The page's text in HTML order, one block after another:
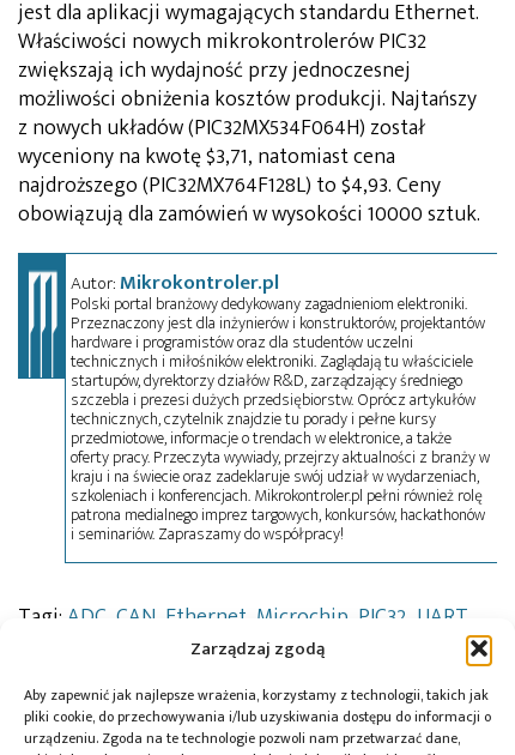
Zarządzaj zgodą
Aby zapewnić jak najlepsze wrażenia, korzystamy z technologii, takich jak
pliki cookie, do przechowywania i/lub uzyskiwania dostępu do informacji o
urządzeniu. Zgoda na te technologie pozwoli nam przetwarzać dane,
jest dla aplikacji wymagających standardu Ethernet.
Właściwości nowych mikrokontrolerów PIC32
zwiększają ich wydajność przy jednoczesnej
możliwości obniżenia kosztów produkcji. Najtańszy
z nowych układów (PIC32MX534F064H) został
wyceniony na kwotę $3,71, natomiast cena
najdroższego (PIC32MX764F128L) to $4,93. Ceny
obowiązują dla zamówień w wysokości 10000 sztuk.
Autor:Mikrokontroler.pl
Polski portal branżowy dedykowany zagadnieniom elektroniki.
Przeznaczony jest dla inżynierów i konstruktorów, projektantów
hardware i programistów oraz dla studentów uczelni
technicznych i miłośników elektroniki. Zaglądają tu właściciele
startupów, dyrektorzy działów R&D, zarządzający średniego
szczebla i prezesi dużych przedsiębiorstw. Oprócz artykułów
technicznych, czytelnik znajdzie tu porady i pełne kursy
przedmiotowe, informacje o trendach w elektronice, a także
oferty pracy. Przeczyta wywiady, przejrzy aktualności z branży w
kraju i na świecie oraz zadeklaruje swój udział w wydarzeniach,
szkoleniach i konferencjach. Mikrokontroler.pl pełni również rolę
patrona medialnego imprez targowych, konkursów, hackathonów
i seminariów. Zapraszamy do współpracy!
Tagi: ADC CAN Ethernet Microchip PIC32 UART